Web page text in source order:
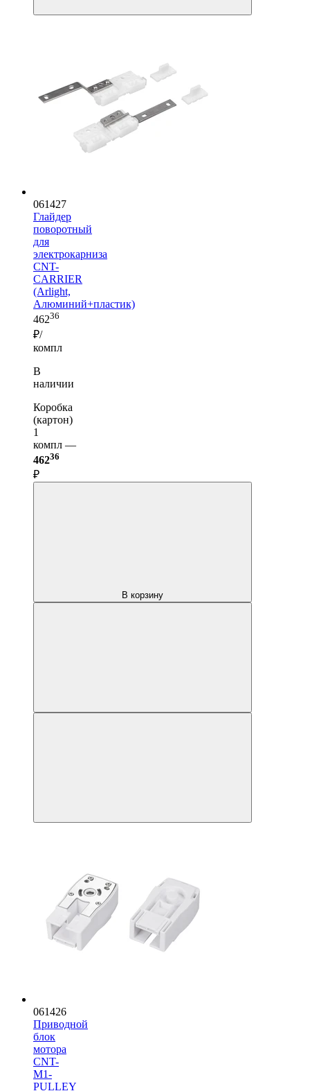
061427
Глайдер
поворотный
для
электрокарниза
CNT-
CARRIER
(Arlight,
Алюминий+пластик)
46236
₽/
компл
В
наличии
Коробка
(картон)
1
компл —
46236
₽
В корзину
061426
Приводной
блок
мотора
CNT-
M1-
PULLEY